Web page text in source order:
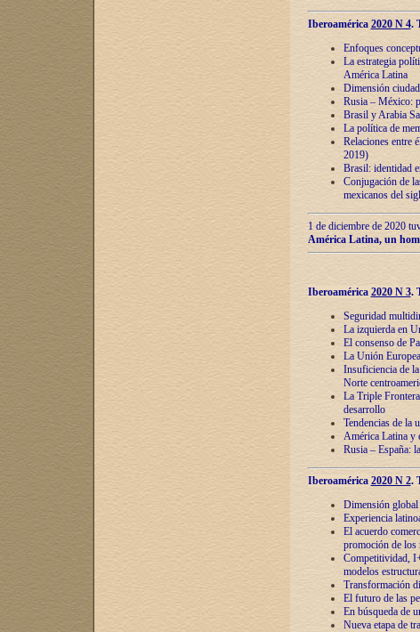
Iberoamérica 2020 N 4.
Enfoques
La estrategia
América Latina
Dimensión
Rusia – México:
Brasil y Arabia
La política de
Relaciones entre
2019)
Brasil: identidad
Conjugación de
mexicanos del
1 de diciembre de 2020
América Latina, un
Iberoamérica 2020 N 3.
Seguridad
La izquierda en
El consenso de
La Unión
Insuficiencia de
Norte
La Triple
desarrollo
Tendencias de la
América Latina y
Rusia – España:
Iberoamérica 2020 N 2.
Dimensión global
Experiencia
El acuerdo
promoción de los
Competitividad,
modelos
Transformación
El futuro de las
En búsqueda de
Nueva etapa de